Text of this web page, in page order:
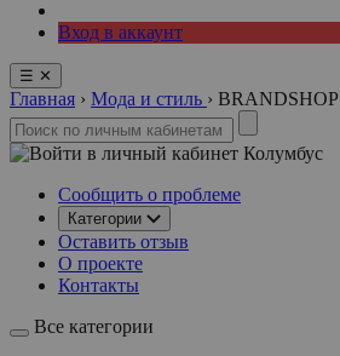
Вход в аккаунт
☰ ✕
Главная › Мода и стиль › BRANDSHOP
Колумбус
Сообщить о проблеме
Категории
Оставить отзыв
О проекте
Контакты
Все категории